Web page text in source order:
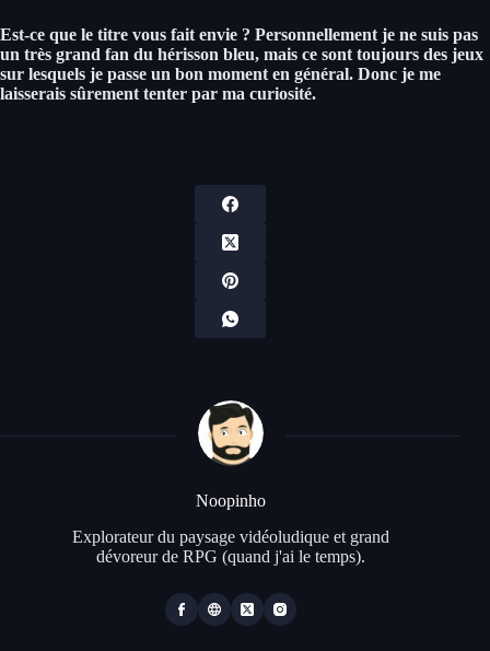
Est-ce que le titre vous fait envie ? Personnellement je ne suis pas
un très grand fan du hérisson bleu, mais ce sont toujours des jeux
sur lesquels je passe un bon moment en général. Donc je me
laisserais sûrement tenter par ma curiosité.
Noopinho
Explorateur du paysage vidéoludique et grand
dévoreur de RPG (quand j'ai le temps).